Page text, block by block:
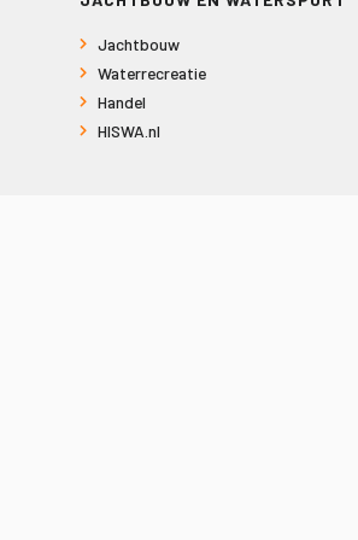
Jachtbouw
Waterrecreatie
Handel
HISWA.nl